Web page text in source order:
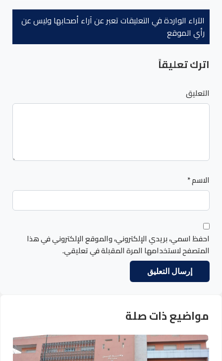
الآراء الواردة في التعليقات تعبر عن آراء أصحابها وليس عن
رأي الموقع
اترك تعليقاً
التعليق
الاسم*
احفظ اسمي، بريدي الإلكتروني، والموقع الإلكتروني في هذا
المتصفح لاستخدامها المرة المقبلة في تعليقي.
مواضيع ذات صلة